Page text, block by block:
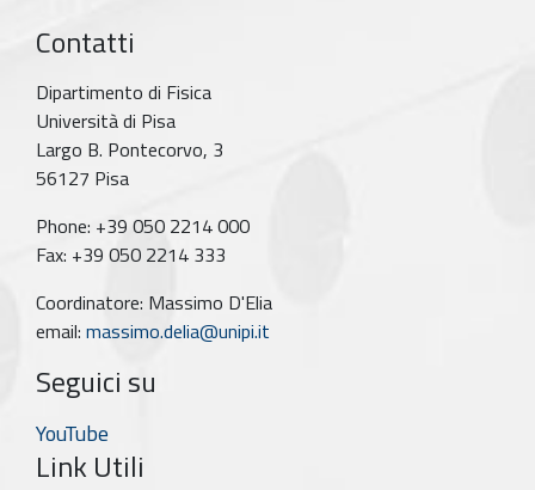
Contatti
Dipartimento di Fisica
Università di Pisa
Largo B. Pontecorvo, 3
56127 Pisa
Phone: +39 050 2214 000
Fax: +39 050 2214 333
Coordinatore: Massimo D'Elia
email: massimo.delia@unipi.it
Seguici su
YouTube
Link Utili